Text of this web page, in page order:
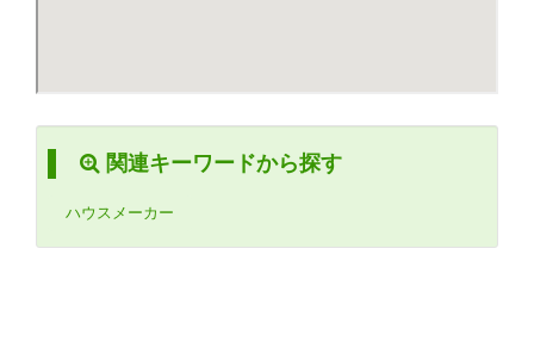
関連キーワードから探す
ハウスメーカー